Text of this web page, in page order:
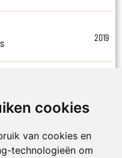
cookies
van cookies en
technologieën om
2019